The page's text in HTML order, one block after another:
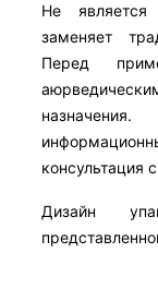
Не
заменяет
Перед
консультация
Дизайн